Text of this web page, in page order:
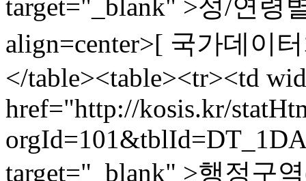
target="_blank" >성/연령
align=center>[ 국가데이
</table><table><tr><td
href="http://kosis.kr/
target="_blank" >행정구